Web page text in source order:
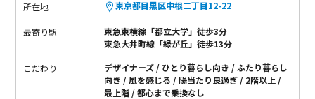
所在地 東京都目黒区中根二丁目12-22
最寄り駅
東急東横線「都立大学」徒歩3分
東急大井町線「緑が丘」徒歩13分
こだわり デザイナーズ ひとり暮らし向き
ふたり暮らし
向き
風を感じる 陽当たり良過ぎ
2階以上
最上階
都心まで乗換なし